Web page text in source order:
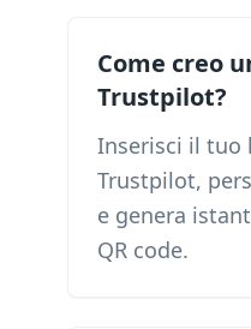
Come creo
Trustpilot?
Inserisci il tuo
Trustpilot,
e genera
QR code.